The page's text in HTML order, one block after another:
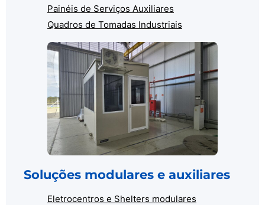
Painéis de Serviços Auxiliares
Quadros de Tomadas Industriais
Soluções modulares e auxiliares
Eletrocentros e Shelters modulares